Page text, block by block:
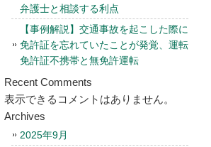
弁護士と相談する利点
【事例解説】交通事故を起こした際に
免許証を忘れていたことが発覚、運転
免許証不携帯と無免許運転
Recent Comments
表示できるコメントはありません。
Archives
2025年9月